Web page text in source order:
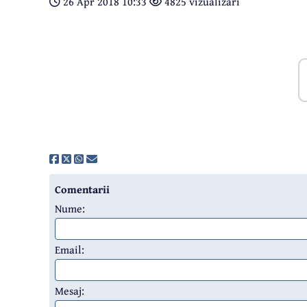
Comentarii
Nume:
Email:
Mesaj: